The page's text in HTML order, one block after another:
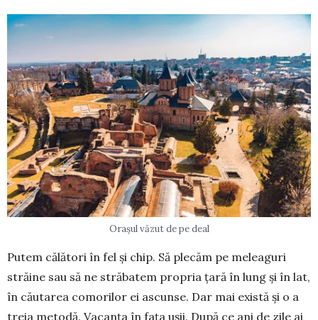
Orașul văzut de pe deal
Putem călători în fel și chip. Să plecăm pe me­leaguri
străine sau să ne străbatem pro­pria țară în lung și în lat,
în căutarea co­morilor ei ascunse. Dar mai există și o a
treia me­todă. Vacanța în fața ușii. După ce ani de zile ai